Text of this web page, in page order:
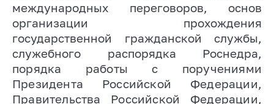
международных переговоров, основ
организации прохождения
государственной гражданской службы,
служебного распорядка Роснедра,
порядка работы с поручениями
Президента Российской Федерации,
Правительства Российской Федерации,